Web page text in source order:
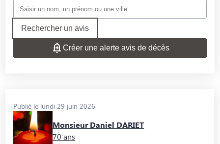
BOURG
ESPACES HOMMAGES
Rechercher un avis
Créer une alerte avis de décès
Publié le lundi 29 juin 2026
Monsieur Daniel DARIET
70 ans